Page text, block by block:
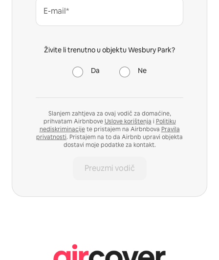
E-mail*
Živite li trenutno u objektu Wesbury Park?
Da Ne
Slanjem zahtjeva za ovaj vodič za domaćine,
prihvatam AirbnboveUslove korištenja i Politiku
nediskriminacijete pristajem na Airbnbova Pravila
privatnosti. Pristajem na to da Airbnb upravi objekta
dostavi moje podatke za kontakt.
Preuzmi vodič